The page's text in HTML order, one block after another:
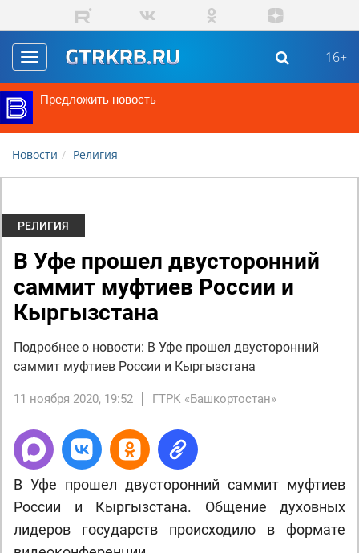
Перейти к основному содержанию
Toggle
navigation
16+
Предложить новость
Новости Религия
РЕЛИГИЯ
В Уфе прошел двусторонний
саммит муфтиев России и
Кыргызстана
Подробнее о новости: В Уфе прошел двусторонний
саммит муфтиев России и Кыргызстана
11 ноября 2020, 19:52 ГТРК «Башкортостан»
В Уфе прошел двусторонний саммит муфтиев
России и Кыргызстана. Общение духовных
лидеров государств происходило в формате